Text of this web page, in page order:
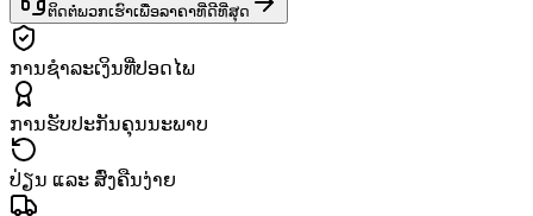
ຕິດຕໍ່ພວກເຮົາເພື່ອລາຄາທີ່ດີທີ່ສຸດ
ການຊຳລະເງິນທີ່ປອດໄພ
ການຮັບປະກັນຄຸນນະພາບ
ປ່ຽນ ແລະ ສົ່ງຄືນງ່າຍ